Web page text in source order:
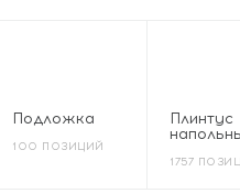
Подложка
100 ПОЗИЦИЙ
Плинтус
1757